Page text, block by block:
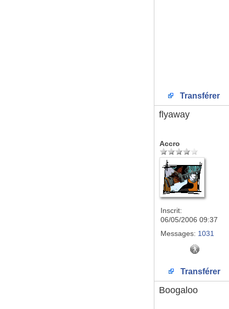
Transférer
flyaway
Accro
Inscrit:
06/05/2006 09:37
Messages: 1031
Transférer
Boogaloo